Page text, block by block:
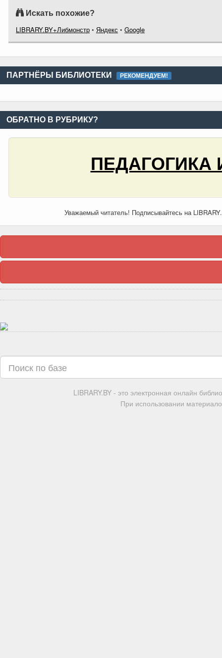
Искать похожие?
LIBRARY.BY+Либмонстр • Яндекс • Google
ПАРТНЁРЫ БИБЛИОТЕКИ РЕКОМЕНДУЕМ!
ОБРАТНО В РУБРИКУ?
ПЕДАГОГИКА
Уважаемый читатель! Подписывайтесь на
LIBRARY.BY - это электронная онлайн
При использовании